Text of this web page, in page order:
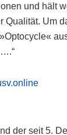
und hält
Qualität. Um
der seit 5.